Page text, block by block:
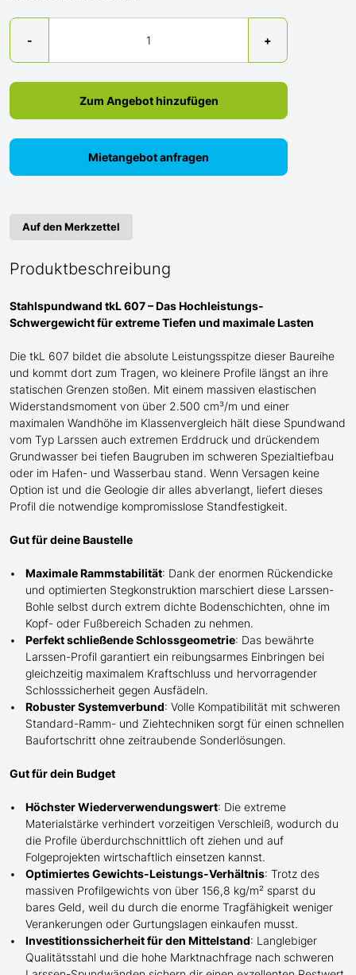
-
Menge
+
Zum Angebot hinzufügen
Mietangebot anfragen
Auf den Merkzettel
Produktbeschreibung
Stahlspundwand tkL 607 – Das Hochleistungs-
Schwergewicht für extreme Tiefen und maximale Lasten
Die tkL 607 bildet die absolute Leistungsspitze dieser Baureihe
und kommt dort zum Tragen, wo kleinere Profile längst an ihre
statischen Grenzen stoßen. Mit einem massiven elastischen
Widerstandsmoment von über 2.500 cm³/m und einer
maximalen Wandhöhe im Klassenvergleich hält diese Spundwand
vom Typ Larssen auch extremen Erddruck und drückendem
Grundwasser bei tiefen Baugruben im schweren Spezialtiefbau
oder im Hafen- und Wasserbau stand. Wenn Versagen keine
Option ist und die Geologie dir alles abverlangt, liefert dieses
Profil die notwendige kompromisslose Standfestigkeit.
Gut für deine Baustelle
Maximale Rammstabilität: Dank der enormen Rückendicke
und optimierten Stegkonstruktion marschiert diese Larssen-
Bohle selbst durch extrem dichte Bodenschichten, ohne im
Kopf- oder Fußbereich Schaden zu nehmen.
Perfekt schließende Schlossgeometrie: Das bewährte
Larssen-Profil garantiert ein reibungsarmes Einbringen bei
gleichzeitig maximalem Kraftschluss und hervorragender
Schlosssicherheit gegen Ausfädeln.
Robuster Systemverbund: Volle Kompatibilität mit schweren
Standard-Ramm- und Ziehtechniken sorgt für einen schnellen
Baufortschritt ohne zeitraubende Sonderlösungen.
Gut für dein Budget
Höchster Wiederverwendungswert: Die extreme
Materialstärke verhindert vorzeitigen Verschleiß, wodurch du
die Profile überdurchschnittlich oft ziehen und auf
Folgeprojekten wirtschaftlich einsetzen kannst.
Optimiertes Gewichts-Leistungs-Verhältnis: Trotz des
massiven Profilgewichts von über 156,8 kg/m² sparst du
bares Geld, weil du durch die enorme Tragfähigkeit weniger
Verankerungen oder Gurtungslagen einkaufen musst.
Investitionssicherheit für den Mittelstand: Langlebiger
Qualitätsstahl und die hohe Marktnachfrage nach schweren